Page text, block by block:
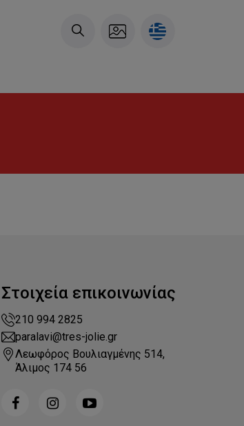
Στοιχεία επικοινωνίας
210 994 2825
paralavi@tres-jolie.gr
Λεωφόρος Βουλιαγμένης 514,
Άλιμος 174 56